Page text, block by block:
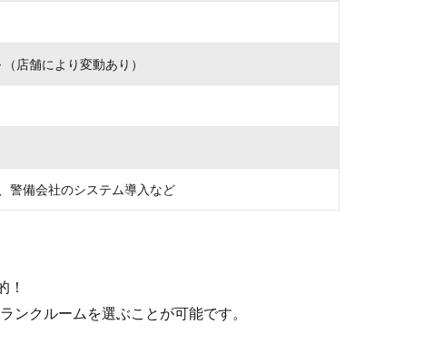
警備会社のシステム導入など
！
ンクルームを選ぶことが可能です。